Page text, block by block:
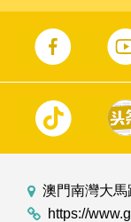
澳門南灣大
https://